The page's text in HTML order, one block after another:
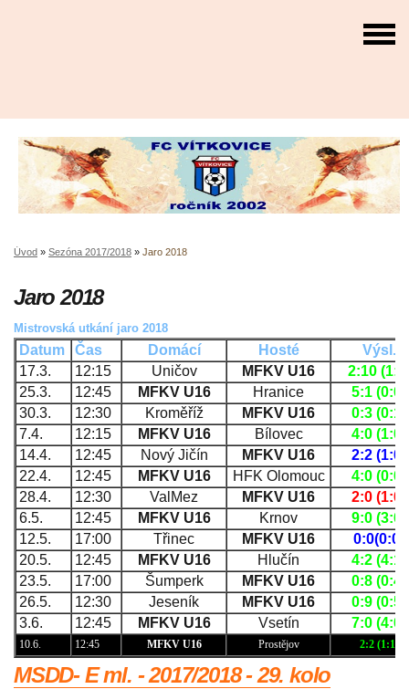
Úvod » Sezóna 2017/2018 » Jaro 2018
Jaro 2018
Mistrovská utkání jaro 2018
Datum Čas Domácí Hosté
Výsl.
17.3.
12:15 Uničov MFKV U16
2:10
25.3.
12:45 MFKV U16 Hranice
5:1 (0:0)
30.3.
12:30 Kroměříž MFKV U16
0:3 (0:1)
7.4.
12:15 MFKV U16 Bílovec
4:0 (1:0)
14.4.
12:45 Nový Jičín MFKV U16
2:2 (1:0)
22.4.
12:45 MFKV U16 HFK Olomouc
4:0 (0:0)
28.4.
12:30 ValMez MFKV U16
2:0 (1:0)
6.5.
12:45 MFKV U16 Krnov
9:0 (3:0)
12.5.
17:00 Třinec MFKV U16
0:0(0:0)
20.5.
12:45 MFKV U16 Hlučín
4:2 (4:1)
23.5.
17:00 Šumperk MFKV U16
0:8 (0:4)
26.5.
12:30 Jeseník MFKV U16
0:9 (0:5)
3.6.
12:45 MFKV U16 Vsetín 7:0 (4:0)
10.6. 12:45 MFKV U16 Prostějov 2:2 (1:1)
MSDD- E ml. - 2017/2018 - 29. kolo